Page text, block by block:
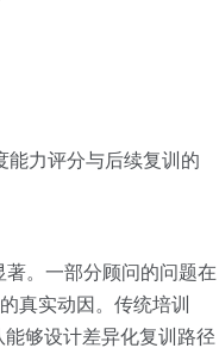
能力评分与后续复训的
。一部分顾问的问题在
真实动因。传统培训
够设计差异化复训路径